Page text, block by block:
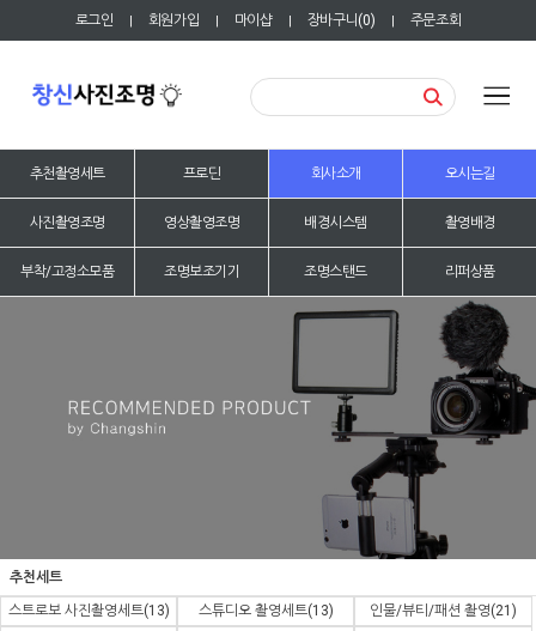
로그인 | 회원가입 | 마이샵 | 장바구니(0) | 주문조회
추천촬영세트 프로딘 회사소개 오시는길
사진촬영조명 영상촬영조명 배경시스템 촬영배경
부착/고정소모품 조명보조기기 조명스탠드 리퍼상품
추천세트
스트로보 사진촬영세트(13) 스튜디오 촬영세트(13) 인물/뷰티/패션 촬영(21)